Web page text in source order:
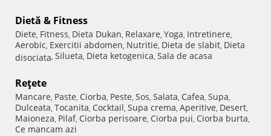
Dietă & Fitness
Diete, Fitness, Dieta Dukan, Relaxare, Yoga, Intretinere,
Aerobic, Exercitii abdomen, Nutritie, Dieta de slabit, Dieta
disociata, Silueta, Dieta ketogenica, Sala de acasa
Reţete
Mancare, Paste, Ciorba, Peste, Sos, Salata, Cafea, Supa,
Dulceata, Tocanita, Cocktail, Supa crema, Aperitive, Desert,
Maioneza, Pilaf, Ciorba perisoare, Ciorba pui, Ciorba burta,
Ce mancam azi